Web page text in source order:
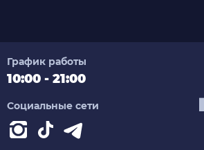
График работы
10:00 - 21:00
Социальные сети